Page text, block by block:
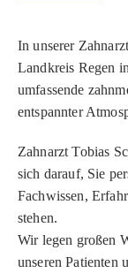
In unserer
Landkreis Regen
umfassende
entspannter
Zahnarzt Tobias
sich darauf, Sie
Fachwissen,
stehen.
Wir legen großen
unseren Patienten